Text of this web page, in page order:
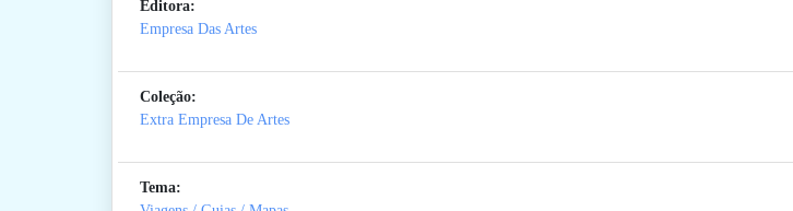
Editora:
Empresa Das Artes
Coleção:
Extra Empresa De Artes
Tema: